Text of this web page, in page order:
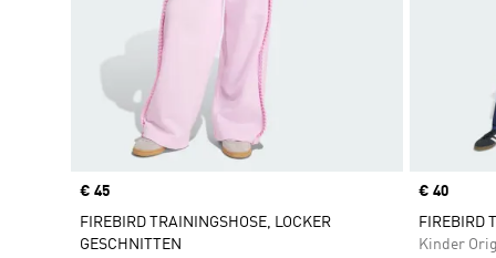
Price
€ 45
FIREBIRD TRAININGSHOSE, LOCKER
GESCHNITTEN
Price
€ 40
FIREBIRD
Kinder